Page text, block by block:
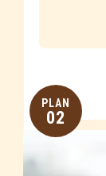
PLAN
02